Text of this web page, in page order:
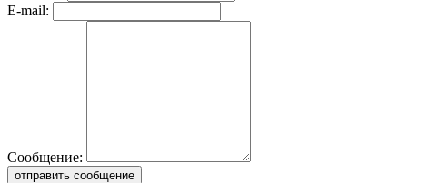
E-mail:
Сообщение:
отправить сообщение